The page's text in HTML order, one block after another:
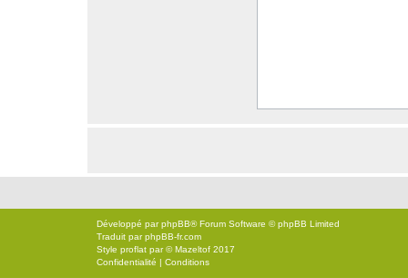
Développé parphpBB® Forum Software © phpBB Limited
Traduit parphpBB-fr.com
Style proflat par ©Mazeltof 2017
Confidentialité | Conditions